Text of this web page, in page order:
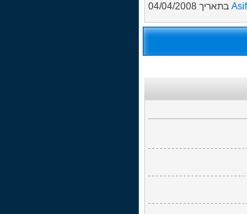
בתאריך 04/04/2008